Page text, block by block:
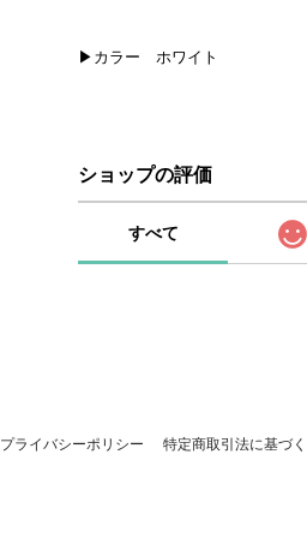
▶カラー ホワイト
ショップの評価
すべて
プライバシーポリシー 特定商取引法に基づ